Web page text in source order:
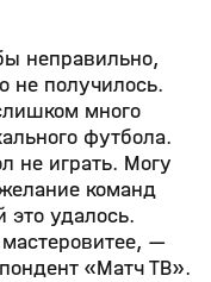
неправильно,
не получилось.
много
футбола.
не играть. Могу
команд
это удалось.
—
«Матч ТВ».